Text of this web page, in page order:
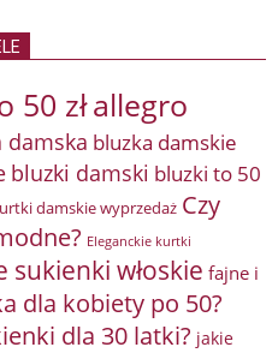
50 złallegro
damska bluzka damskie
bluzki damski bluzki to 50
damskie wyprzedaż Czy
Eleganckie kurtki
sukienki włoskie fajne i
dla kobiety po 50?
dla 30 latki? jakie